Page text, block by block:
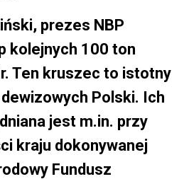
prezes NBP
kolejnych 100 ton
Ten kruszec to istotny
Polski. Ich
jest m.in. przy
kraju dokonywanej
Fundusz